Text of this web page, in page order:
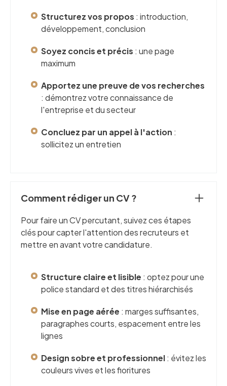
Structurez vos propos : introduction,
développement, conclusion
Soyez concis et précis : une page
maximum
Apportez une preuve de vos recherches
: démontrez votre connaissance de
l'entreprise et du secteur
Concluez par un appel à l'action :
sollicitez un entretien
Comment rédiger un CV ?
Pour faire un CV percutant, suivez ces étapes
clés pour capter l'attention des recruteurs et
mettre en avant votre candidature.
Structure claire et lisible : optez pour une
police standard et des titres hiérarchisés
Mise en page aérée : marges suffisantes,
paragraphes courts, espacement entre les
lignes
Design sobre et professionnel: évitez les
couleurs vives et les fioritures